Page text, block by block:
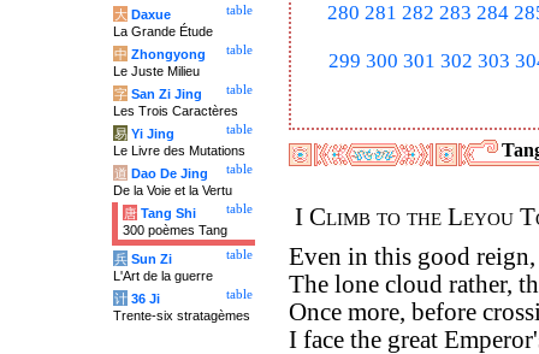
280 281 282 283 284
299 300 301 302 303
I Climb to the Leyou
Even in this good reign,
The lone cloud rather,
Once more, before
I face the great
table
大 Daxue
La Grande Étude
table
中 Zhongyong
Le Juste Milieu
table
字 San Zi Jing
Les Trois Caractères
table
易 Yi Jing
Le Livre des Mutations
table
道 Dao De Jing
De la Voie et la Vertu
table
唐 Tang Shi
300 poèmes Tang
table
兵 Sun Zi
L'Art de la guerre
table
计 36 Ji
Trente-six stratagèmes